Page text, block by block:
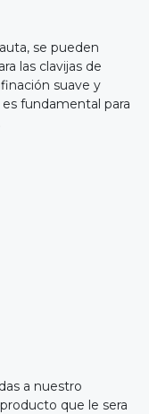
se pueden
las clavijas de
suave y
fundamental para
a nuestro
que le sera